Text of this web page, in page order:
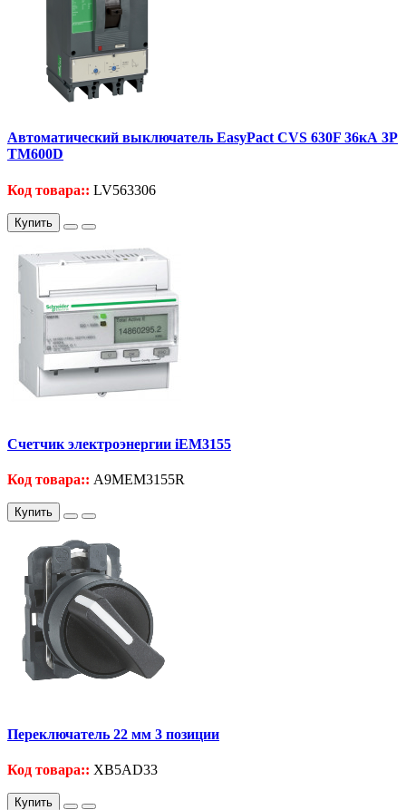
Автоматический выключатель EasyPact CVS 630F 36кА 3P
TM600D
Код товара:: LV563306
Купить
Счетчик электроэнергии iEM3155
Код товара:: A9MEM3155R
Купить
Переключатель 22 мм 3 позиции
Код товара:: XB5AD33
Купить